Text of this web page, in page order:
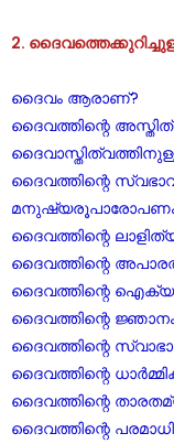
2.
ദൈവം ആരാണ്?
ദൈവത്തിന്റെ
ദൈവത്തിന്റെ
ദൈവത്തിന്റെ
ദൈവത്തിന്റെ
ദൈവത്തിന്റെ
ദൈവത്തിന്റെ
ദൈവത്തിന്റെ
ദൈവത്തിന്റെ
ദൈവത്തിന്റെ
ദൈവത്തിന്റെ